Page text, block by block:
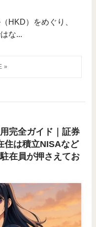
HKD）をめぐり、
な...
完全ガイド｜証券
住は積立NISAなど
在員が押さえてお